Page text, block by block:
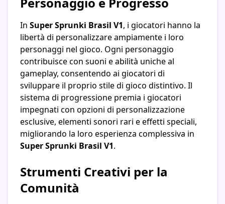
In Super Sprunki Brasil V1, i giocatori hanno la
libertà di personalizzare ampiamente i loro
personaggi nel gioco. Ogni personaggio
contribuisce con suoni e abilità uniche al
gameplay, consentendo ai giocatori di
sviluppare il proprio stile di gioco distintivo. Il
sistema di progressione premia i giocatori
impegnati con opzioni di personalizzazione
esclusive, elementi sonori rari e effetti speciali,
migliorando la loro esperienza complessiva in
Super Sprunki Brasil V1.
Strumenti Creativi per la
Comunità